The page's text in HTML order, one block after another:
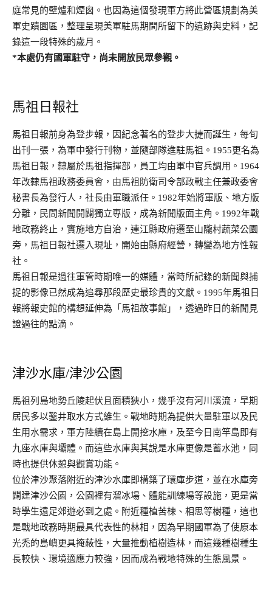
庭常見的壁爐和煙囪。也因為這個發現軍方將此營區規劃為美
軍史蹟園區，整理呈現美軍駐馬期間所留下的遺跡與史料，記
錄這一段特殊的歲月。
*本處仍有國軍駐守，尚未開放民眾參觀。
馬祖日報社
馬祖日報前身為登步報，因紀念著名的登步大捷而誕生，每旬
出刊一張，為軍中發行刊物，並隨部隊進駐馬祖。1955更名為
馬祖日報，隸屬於馬祖指揮部，員工均由軍中官兵調用。1964
年改隸馬祖政務委員會，由馬祖防衛司令部政戰主任兼政委會
秘書長為發行人，社長由軍職派任。1982年始將軍版、地方版
分離，民間新聞開闢獨立專版，成為新聞版面主角。1992年戰
地政務終止，實施地方自治，連江縣政府遷至山隴村蔬菜公園
旁，馬祖日報社遷入現址，開始由縣府經營，轉變為地方性報
社。
馬祖日報是過往軍管時期唯一的媒體，當時所記錄的新聞與捕
捉的影像已然成為追尋那段歷史最珍貴的文獻。1995年馬祖日
報將報史館的構想延伸為「馬祖故事館」，透過昨日的新聞見
證過往的點滴。
津沙水庫/津沙公園
馬祖列島地勢丘陵起伏且面積狹小，幾乎沒有河川溪流，早期
居民多以鑿井取水方式維生。戰地時期為提供大量駐軍以及民
生用水需求，軍方陸續在島上開挖水庫，及至今日南竿島即有
九座水庫與壩體。而這些水庫與其說是水庫更像是蓄水池，同
時也提供休憩與觀賞功能。
位於津沙聚落附近的津沙水庫即構築了環庫步道，並在水庫旁
闢建津沙公園，公園裡有溜冰場、體能訓練場等設施，更是當
時學生遠足郊遊必到之處。附近種植苦楝、相思等樹種，這也
是戰地政務時期最具代表性的林相，因為早期國軍為了使原本
光禿的島嶼更具掩蔽性，大量推動植樹造林，而這幾種樹種生
長較快、環境適應力較強，因而成為戰地特殊的生態風景。